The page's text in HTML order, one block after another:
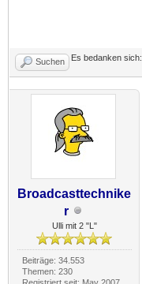
Suchen Es bedanken sich:
Broadcasttechnike
r
Ulli mit 2 "L"
Beiträge: 34.553
Themen: 230